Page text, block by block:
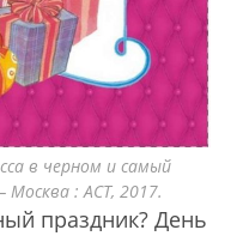
в черном и самый
: АСТ, 2017.
праздник? День